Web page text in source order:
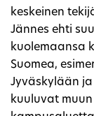
keskeinen
Jännes ehti
kuolemaansa
Suomea,
Jyväskylään ja
kuuluvat